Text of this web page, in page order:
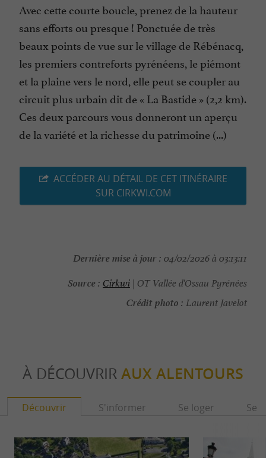
Avec cette courte boucle, prenez de la hauteur
sans efforts ou presque ! Ponctuée de très
beaux points de vue sur le village de Rébénacq,
les premiers contreforts pyrénéens, le piémont
et la plaine vers le nord, elle peut se coupler au
circuit plus urbain dit de « La Bastide » (2,2 km).
Ces deux parcours vous donneront un aperçu
de la variété et la richesse du patrimoine (...)
ACCÉDER AU DÉTAIL DE CET ITINÉRAIRE
SUR CIRKWI.COM
Dernière mise à jour : 04/02/2026 à 03:13:11
Source : Cirkwi | OT Vallée d'Ossau Pyrénées
Crédit photo : Laurent Javelot
À DÉCOUVRIR AUX ALENTOURS
Découvrir S'informer Se loger Se